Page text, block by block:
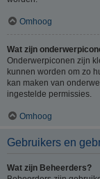
Omhoog
Wat zijn
Onderwerpiconen zijn
kunnen worden om zo
kan maken van
ingestelde permissies.
Omhoog
Gebruikers en
Wat zijn Beheerders?